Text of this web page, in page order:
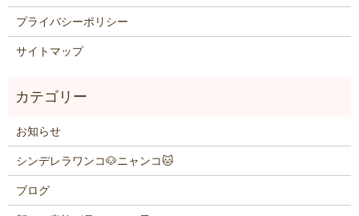
プライバシーポリシー
サイトマップ
お知らせ
シンデレラワンコ🐶ニャンコ🐱
ブログ